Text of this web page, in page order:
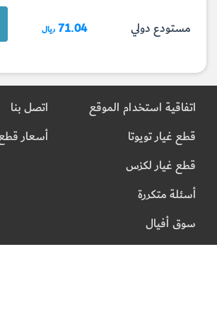
مستودع دولي 71.04 ريال
اتفاقية استخدام الموقع
قطع غيار تويوتا
قطع غيار لكزس
أسئلة متكررة
سوق أفيال
اتصل بنا
أسعار